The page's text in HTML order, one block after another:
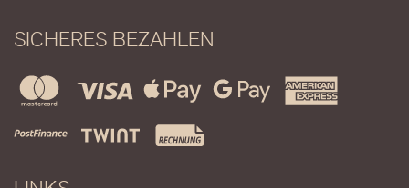
SICHERES BEZAHLEN